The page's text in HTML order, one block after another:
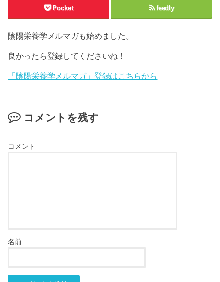
Pocket feedly
陰陽栄養学メルマガも始めました。
良かったら登録してくださいね！
「陰陽栄養学メルマガ」登録はこちらから
コメントを残す
コメント
名前